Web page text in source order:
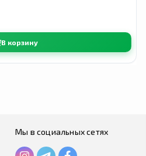
В корзину
Мы в социальных сетях